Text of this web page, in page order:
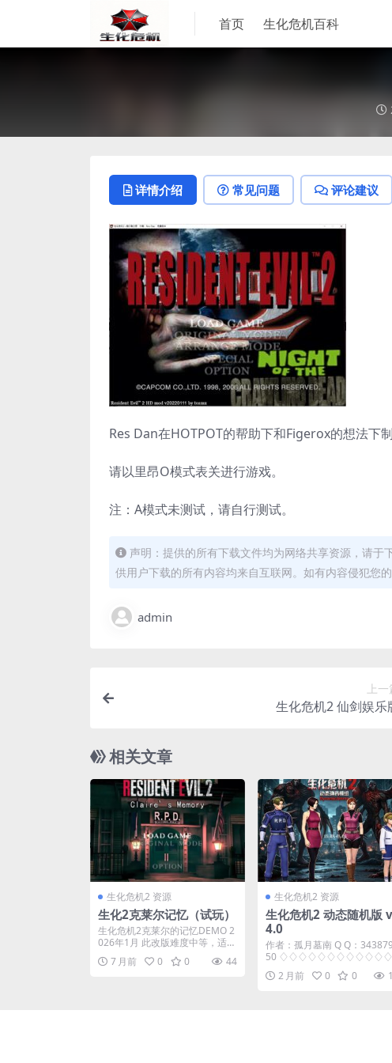
首页 生化危机百科
详情介绍 常见问题 评论建议
Res Dan在HOTPOT的帮助下和Figerox的想法下
请以里昂O模式表关进行游戏。
注：A模式未测试，请自行测试。
声明：提供的所有下载文件均为网络共享资源，请
供用户下载的所有内容均来自互联网。如有内容侵犯您
admin
上
生化危机2 仙剑娱乐
相关文章
生化危机2 资源
生化2克莱尔记忆（试玩）
生化危机2克莱尔的记忆DEMO 2
026年1月 此改版难度中等，适合
老手阶段玩家...
7 月前 0 0 44
生化危机2 资源
生化危机2 动态随机版
4.0
作者：孤月墓南 Q Q：
50
♢♢♢♢♢...
2 月前 0 0